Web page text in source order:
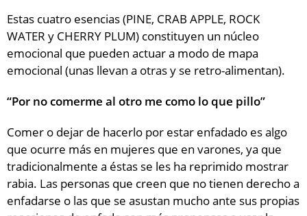
Estas cuatro esencias (PINE, CRAB APPLE, ROCK
WATER y CHERRY PLUM) constituyen un núcleo
emocional que pueden actuar a modo de mapa
emocional (unas llevan a otras y se retro-alimentan).
“Por no comerme al otro me como lo que pillo”
Comer o dejar de hacerlo por estar enfadado es algo
que ocurre más en mujeres que en varones, ya que
tradicionalmente a éstas se les ha reprimido mostrar
rabia. Las personas que creen que no tienen derecho a
enfadarse o las que se asustan mucho ante sus propias